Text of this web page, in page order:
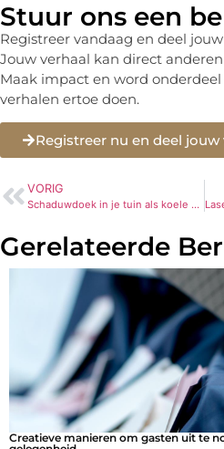
Stuur ons een
Registreer vandaag en deel
Jouw verhaal kan direct
Maak impact en word
verhalen ertoe doen.
Registreer nu en deel jouw
VORIG
Schaduwdoek in je tuin als koele plek zonder vaste overkapping
Gerelateerde
Creatieve manieren om gasten uit te